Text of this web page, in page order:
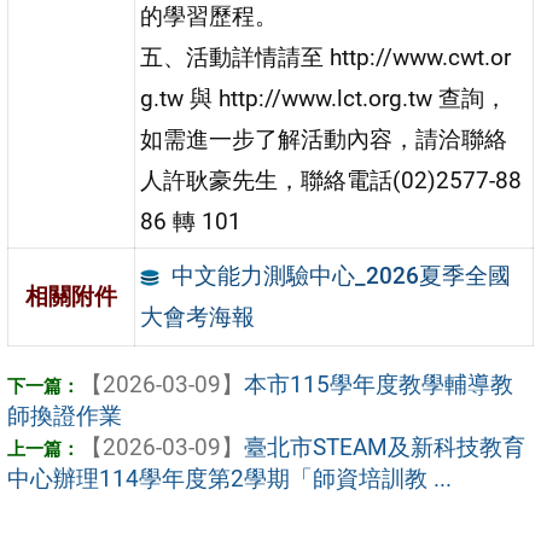
的學習歷程。
五、活動詳情請至 http://www.cwt.or
g.tw 與 http://www.lct.org.tw 查詢，
如需進一步了解活動內容，請洽聯絡
人許耿豪先生，聯絡電話(02)2577-88
86 轉 101
相關附件
中文能力測驗中心_2026夏季全國
大會考海報
【2026-03-09】 本市115學年度教學輔導教
師換證作業
【2026-03-09】 臺北市STEAM及新科技教育
中心辦理114學年度第2學期「師資培訓教 ...